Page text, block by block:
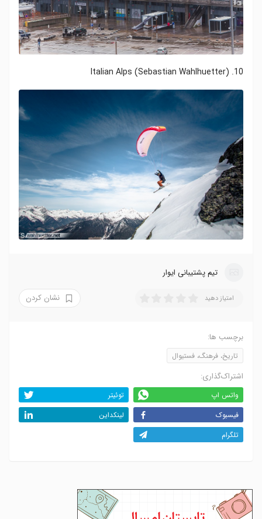
10. Italian Alps (Sebastian Wahlhuetter)
تیم پشتیبانی ایوار
امتیاز دهید نشان کردن
برچسب ها:
تاریخ، فرهنگ، فستیوال
اشتراک‌گذاری:
واتس اپ
توئیتر
فیسبوک
لینکداین
تلگرام